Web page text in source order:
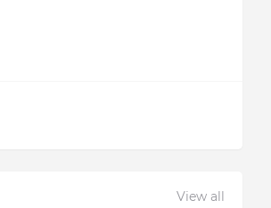
View all